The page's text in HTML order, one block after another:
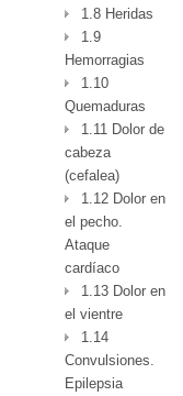
1.8 Heridas
1.9
Hemorragias
1.10
Quemaduras
1.11 Dolor de
cabeza
(cefalea)
1.12 Dolor en
el pecho.
Ataque
cardíaco
1.13 Dolor en
el vientre
1.14
Convulsiones.
Epilepsia